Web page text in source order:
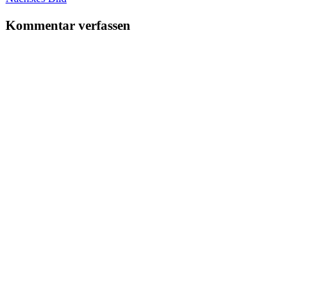
Kommentar verfassen